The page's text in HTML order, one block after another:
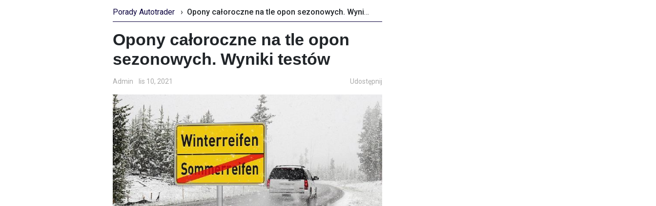
Porady Autotrader › Opony całoroczne na tle opon sezonowych. Wyniki testów
Opony całoroczne na tle opon
sezonowych. Wyniki testów
Admin lis 10, 2021 Udostępnij